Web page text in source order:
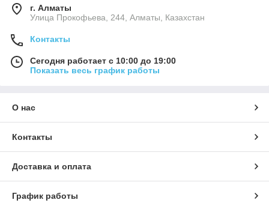
г. Алматы
​Улица Прокофьева, 244, Алматы, Казахстан
Контакты
Сегодня работает с 10:00 до 19:00
Показать весь график работы
О нас
Контакты
Доставка и оплата
График работы